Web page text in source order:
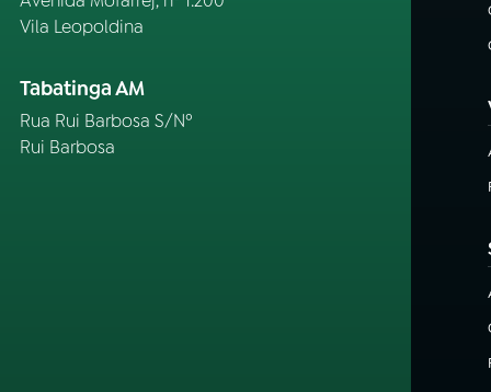
Vila Leopoldina
Tabatinga AM
Rua Rui Barbosa S/Nº
Rui Barbosa